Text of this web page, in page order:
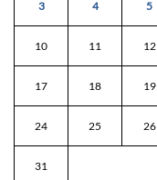
3 4 5
10 11 12
17 18 19
24 25 26
31